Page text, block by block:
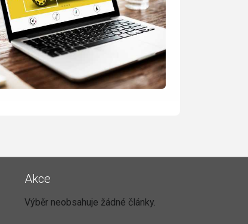
Akce
Výběr neobsahuje žádné články.